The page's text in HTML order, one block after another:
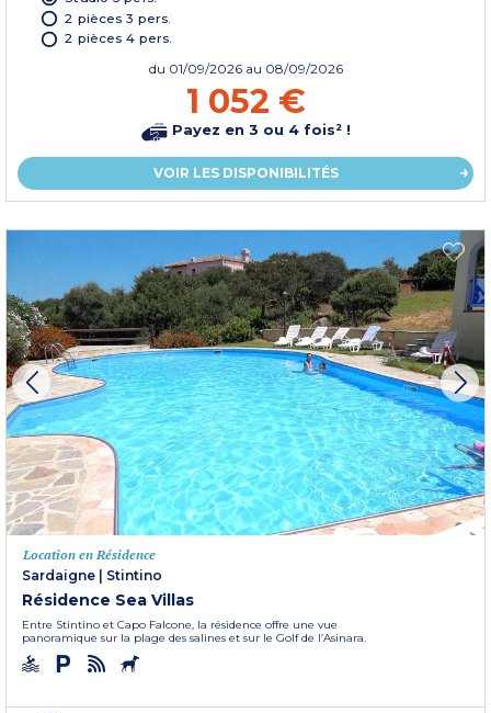
2 pièces 3 pers.
2 pièces 4 pers.
du 01/09/2026 au 08/09/2026
1 052 €
Payez en 3 ou 4 fois² !
VOIR LES DISPONIBILITÉS
Location en Résidence
Sardaigne
Stintino
Résidence Sea Villas
Entre Stintino et Capo Falcone, la résidence offre une vue
panoramique sur la plage des salines et sur le Golf de l’Asinara.